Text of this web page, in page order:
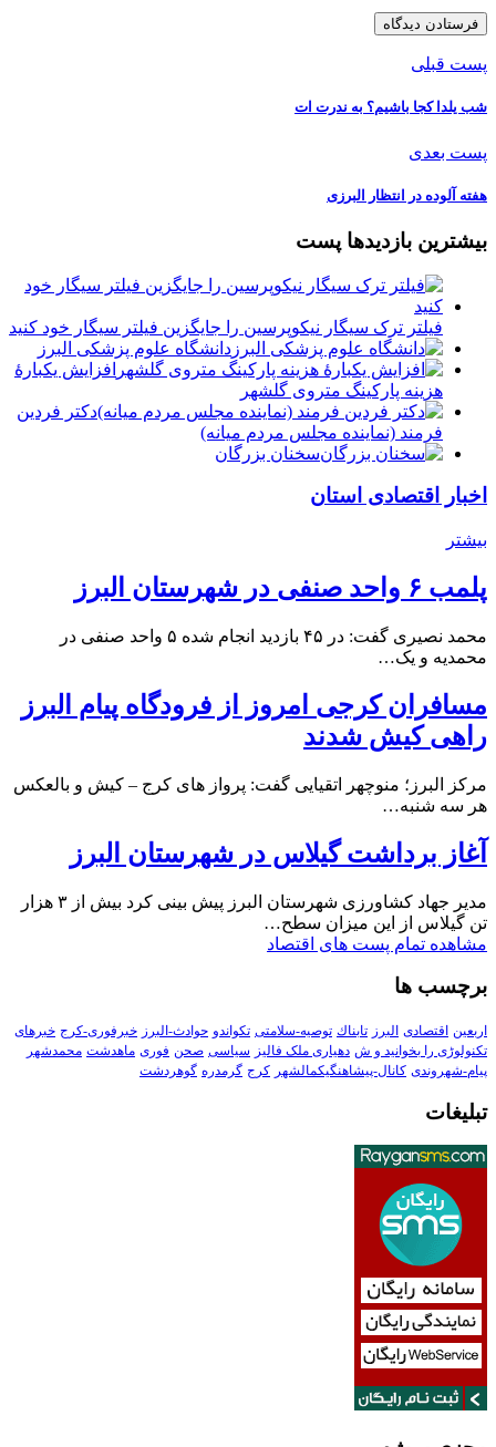
پست قبلی
شب يلدا كجا باشيم؟ به ندرت ات
پست بعدی
️هفته آلوده در انتظار البرزی
بیشترین بازدیدها پست
فیلتر ترک سیگار نیکوپرسین را جایگزین فیلتر سیگار خود کنید
دانشگاه علوم پزشکی البرز
افزایش یکبارۀ
هزینه پارکینگ متروی گلشهر
دكتر فردين
فرمند (نماينده مجلس مردم میانه)
سخنان بزرگان
اخبار اقتصادی استان
بیشتر
پلمب ۶ واحد صنفی در شهرستان البرز
محمد نصیری گفت: در ۴۵ بازدید انجام شده ۵ واحد صنفی در
محمدیه و یک…
مسافران کرجی امروز از فرودگاه پیام البرز
راهی کیش شدند
مرکز البرز؛ منوچهر اتقیایی گفت: پرواز های کرج – کیش و بالعکس
هر سه شنبه…
آغاز برداشت گیلاس در شهرستان البرز
مدیر جهاد کشاورزی شهرستان البرز پیش بینی کرد بیش از ۳ هزار
تن گیلاس از این میزان سطح…
مشاهده تمام پست های اقتصاد
برچسب ها
اربعین اقتصادی البرز تابناك توصیه-سلامتی تکواندو حوادث-البرز خبرفوری-کرج خبرهای
تکنولوڑی را بخوانید و ش دهیاری ملک فالیز سیاسی صحن فوری ماهدشت محمدشهر
پیام-شهروندی کانال-پیشاهنگیکمالشهر کرج گرمدره گوهردشت
تبلیغات